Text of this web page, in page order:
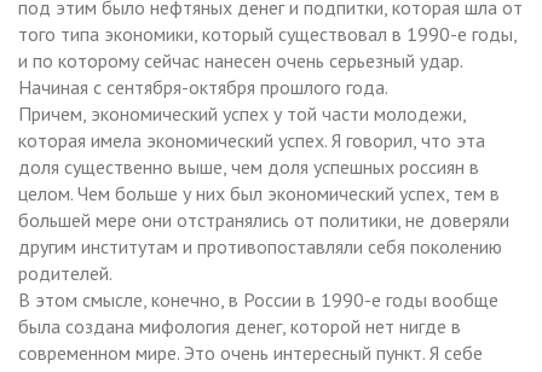
под этим было нефтяных денег и подпитки, которая шла от
того типа экономики, который существовал в 1990-е годы,
и по которому сейчас нанесен очень серьезный удар.
Начиная с сентября-октября прошлого года.
Причем, экономический успех у той части молодежи,
которая имела экономический успех. Я говорил, что эта
доля существенно выше, чем доля успешных россиян в
целом. Чем больше у них был экономический успех, тем в
большей мере они отстранялись от политики, не доверяли
другим институтам и противопоставляли себя поколению
родителей.
В этом смысле, конечно, в России в 1990-е годы вообще
была создана мифология денег, которой нет нигде в
современном мире. Это очень интересный пункт. Я себе